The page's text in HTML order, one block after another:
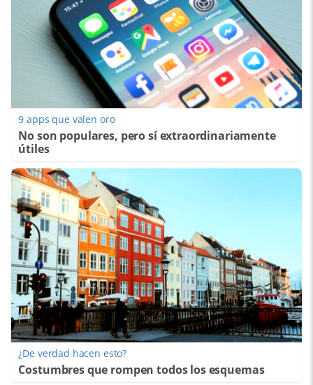
9 apps que valen oro
No son populares, pero sí extraordinariamente
útiles
¿De verdad hacen esto?
Costumbres que rompen todos los esquemas